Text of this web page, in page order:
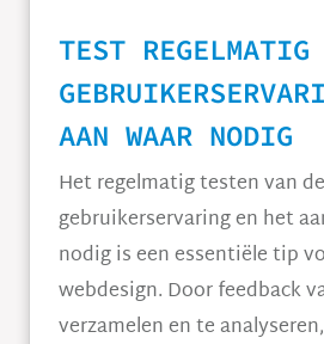
TEST REGELMATIG
AAN WAAR NODIG
Het regelmatig testen van de
gebruikerservaring en het
nodig is een essentiële tip
webdesign. Door feedback
verzamelen en te